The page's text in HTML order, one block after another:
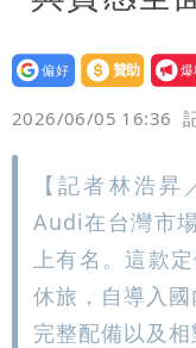
設為
贊助
我
爆
2026/06/05 16:36
【記者林浩
Audi在台灣市
上有名。這款
休旅，自導入國
完整配備以及